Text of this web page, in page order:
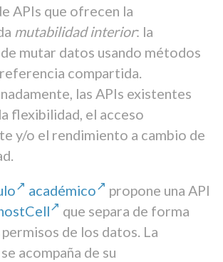
APIs que ofrecen la
mutabilidad interior: la
mutar datos usando métodos
compartida.
las APIs existentes
flexibilidad, el acceso
y/o el rendimiento a cambio de
académico propone una API
que separa de forma
de los datos. La
acompaña de su